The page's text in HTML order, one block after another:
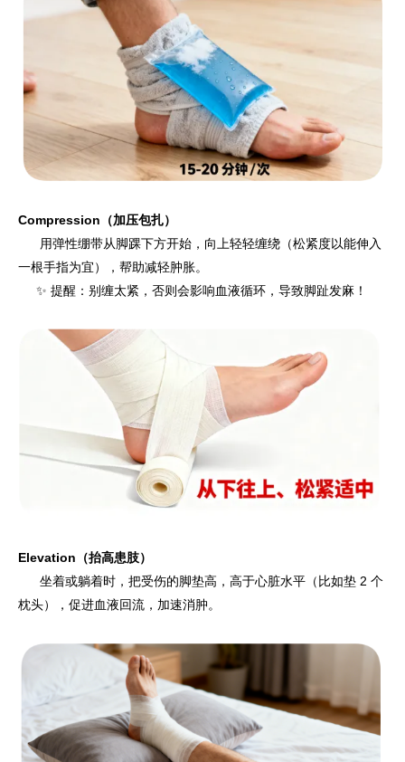
Compression（加压包扎）
用弹性绷带从脚踝下方开始，向上轻轻缠绕（松紧度以能伸入
一根手指为宜），帮助减轻肿胀。
✨ 提醒：别缠太紧，否则会影响血液循环，导致脚趾发麻！
Elevation（抬高患肢）
坐着或躺着时，把受伤的脚垫高，高于心脏水平（比如垫 2 个
枕头），促进血液回流，加速消肿。